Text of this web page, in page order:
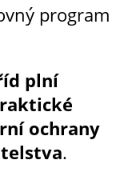
program
plní
ochrany
.